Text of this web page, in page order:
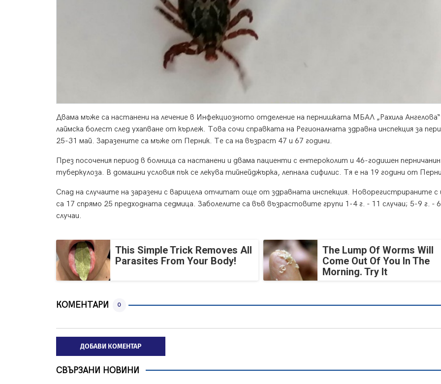
Двама мъже са настанени на лечение в Инфекциозното отделение на пернишката МБАЛ „Рахила
лаймска болест след ухапване от кърлеж. Това сочи справката на Регионалната здравна инспекция за
25-31 май. Заразените са мъже от Перник. Те са на възраст 47 и 67 години.
През посочения период в болница са настанени и двама пациенти с ентероколит и 46-годишен
туберкулоза. В домашни условия пък се лекува тийнейджърка, лепнала сифилис. Тя е на 19 години от
Спад на случаите на заразени с варицела отчитат още от здравната инспекция. Новорегистрираните с
са 17 спрямо 25 предходната седмица. Заболелите са във възрастовите групи 1-4 г. - 11 случаи; 5-9 г. - 6
случаи.
This Simple Trick Removes All
Parasites From Your Body!
The Lump Of Worms Will
Come Out Of You In The
Morning. Try It
КОМЕНТАРИ 0
ДОБАВИ КОМЕНТАР
СВЪРЗАНИ НОВИНИ